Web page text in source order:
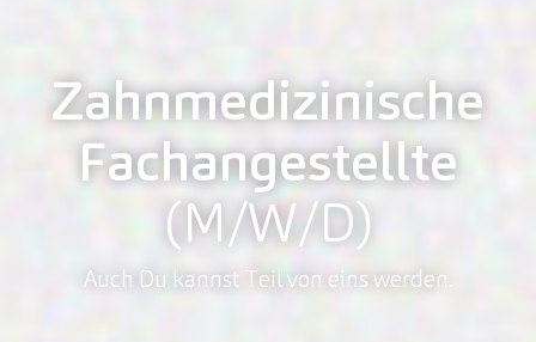
Zahnmedizinische
Fachangestellte
(M/W/D)
Auch Du kannst Teil von eins werden.